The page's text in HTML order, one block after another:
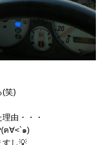
(笑)
由・・・
ฅ∀<`๑)
すし💡